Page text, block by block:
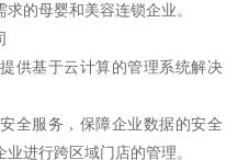
的母婴和美容连锁企业。
供基于云计算的管理系统解决
全服务，保障企业数据的安全
进行跨区域门店的管理。